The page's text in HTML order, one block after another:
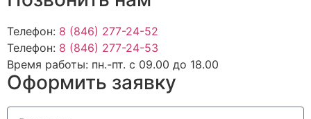
Телефон: 8 (846) 277-24-52
Телефон: 8 (846) 277-24-53
Время работы: пн.-пт. с 09.00 до 18.00
Оформить заявку